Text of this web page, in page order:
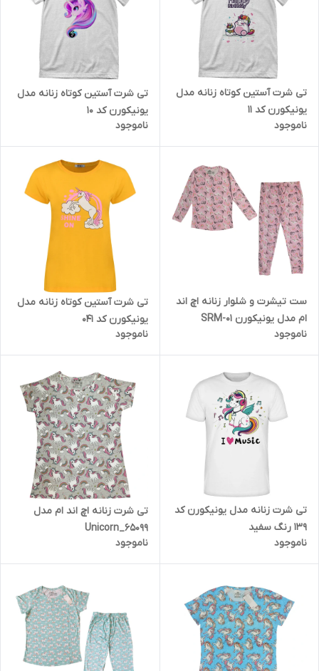
تی شرت آستین کوتاه زنانه مدل
یونیکورن کد 11
ناموجود
تی شرت آستین کوتاه زنانه مدل
یونیکورن کد 10
ناموجود
ست تیشرت و شلوار زنانه اچ اند
ام مدل یونیکورن SRM-01
ناموجود
تی شرت آستین کوتاه زنانه مدل
یونیکورن کد 041
ناموجود
تی شرت زنانه مدل یونیکورن کد
139 رنگ سفید
ناموجود
تی شرت زنانه اچ اند ام مدل
Unicorn_65099
ناموجود